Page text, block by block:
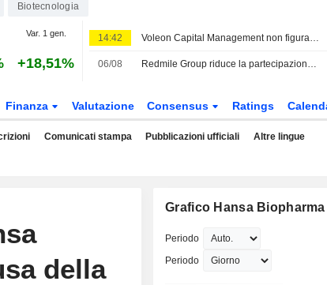
Biotecnologia
Var. 1 gen.
+18,51%
14:42 Voleon Capital Management non figura più tra i venditori allo scoperto pubblici di Hansa Biopharma
06/08 Redmile Group riduce la partecipazione in Hansa Biopharma
Finanza Valutazione Consensus Ratings
Comunicati stampa Pubblicazioni ufficiali Altre lingue
della
Grafico Hansa Biopharma
Periodo
Periodo